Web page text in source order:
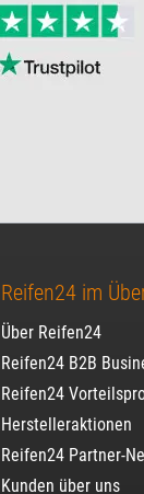
Reifen24 im
Über Reifen24
Reifen24 B2B
Reifen24
Herstelleraktionen
Reifen24 Partner-
Kunden über uns